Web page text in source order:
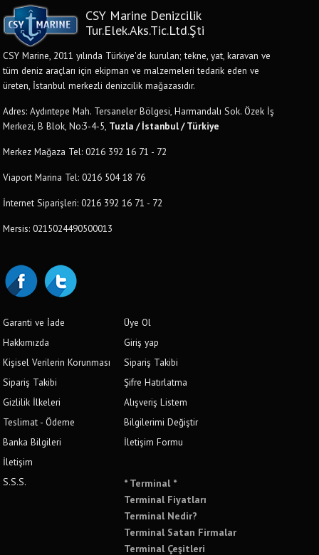
CSY Marine Denizcilik
Tur.Elek.Aks.Tic.Ltd.Şti
CSY Marine, 2011 yılında Türkiye'de kurulan; tekne, yat, karavan ve
tüm deniz araçları için ekipman ve malzemeleri tedarik eden ve
üreten, İstanbul merkezli denizcilik mağazasıdır.
Adres: Aydıntepe Mah. Tersaneler Bölgesi, Harmandalı Sok. Özek İş
Merkezi, B Blok, No:3-4-5, Tuzla / İstanbul / Türkiye
Merkez Mağaza Tel: 0216 392 16 71 - 72
Viaport Marina Tel: 0216 504 18 76
İnternet Siparişleri: 0216 392 16 71 - 72
Mersis: 0215024490500013
Garanti ve İade
Hakkımızda
Kişisel Verilerin Korunması
Sipariş Takibi
Gizlilik İlkeleri
Teslimat - Ödeme
Banka Bilgileri
İletişim
S.S.S.
Üye Ol
Giriş yap
Sipariş Takibi
Şifre Hatırlatma
Alışveriş Listem
Bilgilerimi Değiştir
İletişim Formu
* Terminal *
Terminal Fiyatları
Terminal Nedir?
Terminal Satan Firmalar
Terminal Çeşitleri